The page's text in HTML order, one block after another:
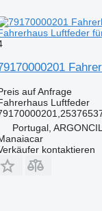
Luftfeder
auf Anfrage
Luftfeder
Portugal,
kontaktieren